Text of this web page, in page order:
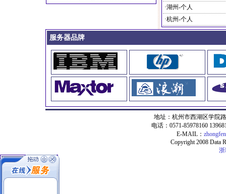
·湖州-个人
·杭州-个人
服务器品牌
地址：杭州市西湖区学院
电话：0571-85978160
E-MAIL：
Copyright 2008 Data
浙
数据恢复项目
1.开盘数据恢复